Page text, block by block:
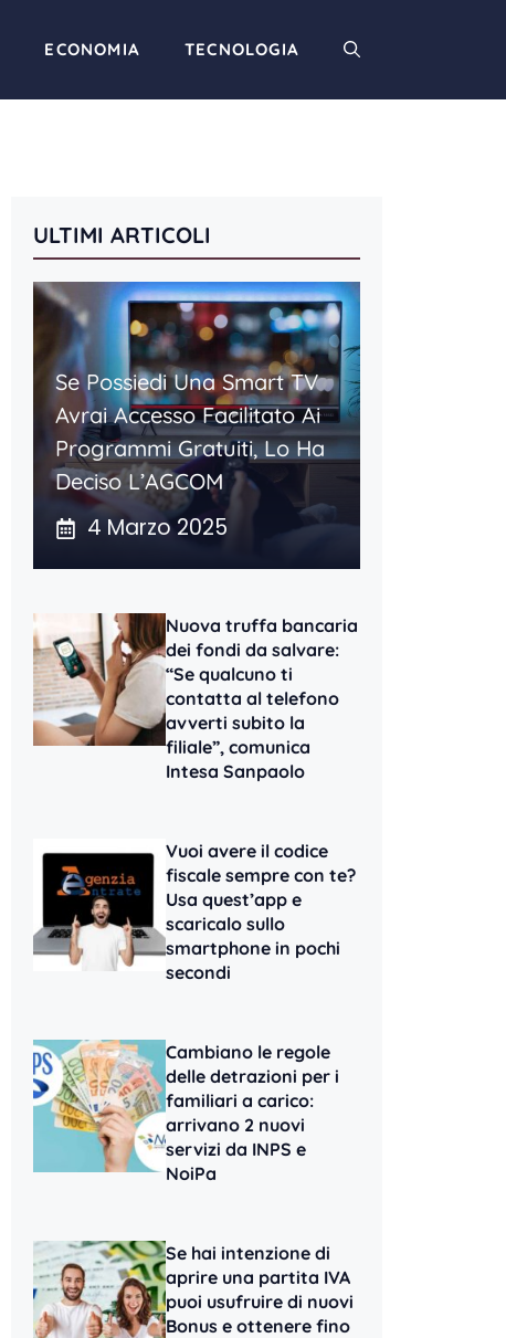
ECONOMIA TECNOLOGIA
ULTIMI ARTICOLI
Se Possiedi Una Smart TV
Avrai Accesso Facilitato Ai
Programmi Gratuiti, Lo Ha
Deciso L’AGCOM
4 Marzo 2025
Nuova truffa bancaria
dei fondi da salvare:
“Se qualcuno ti
contatta al telefono
avverti subito la
filiale”, comunica
Intesa Sanpaolo
Vuoi avere il codice
fiscale sempre con te?
Usa quest’app e
scaricalo sullo
smartphone in pochi
secondi
Cambiano le regole
delle detrazioni per i
familiari a carico:
arrivano 2 nuovi
servizi da INPS e
NoiPa
Se hai intenzione di
aprire una partita IVA
puoi usufruire di nuovi
Bonus e ottenere fino